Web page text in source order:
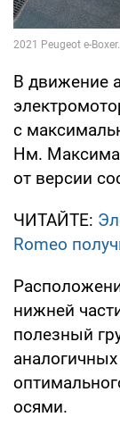
В движение
с
Нм.
от версии
ЧИТАЙТЕ:
Romeo
нижней
полезный
осями.